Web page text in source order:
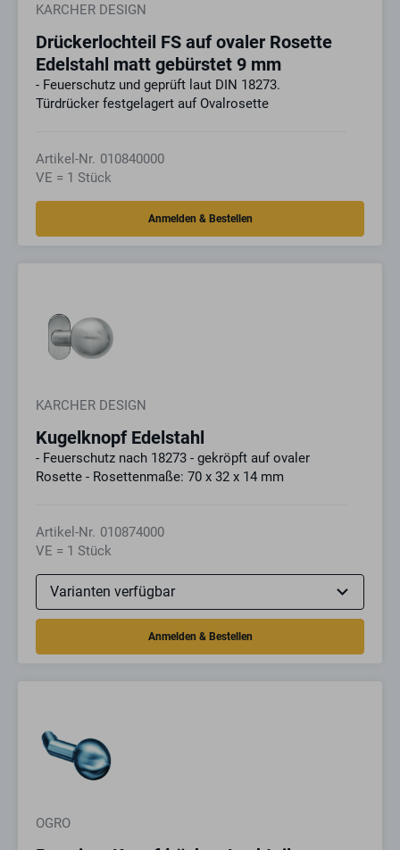
KARCHER DESIGN
Drückerlochteil FS auf ovaler Rosette
Edelstahl matt gebürstet 9 mm
- Feuerschutz und geprüft laut DIN 18273.
Türdrücker festgelagert auf Ovalrosette
Artikel-Nr. 010840000
VE = 1 Stück
KARCHER DESIGN
Kugelknopf Edelstahl
- Feuerschutz nach 18273 - gekröpft auf ovaler
Rosette - Rosettenmaße: 70 x 32 x 14 mm
Artikel-Nr. 010874000
VE = 1 Stück
OGRO